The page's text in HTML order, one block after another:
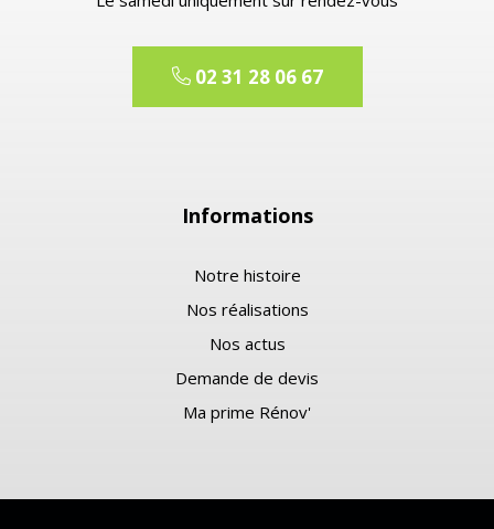
02 31 28 06 67
Informations
Notre histoire
Nos réalisations
Nos actus
Demande de devis
Ma prime Rénov'